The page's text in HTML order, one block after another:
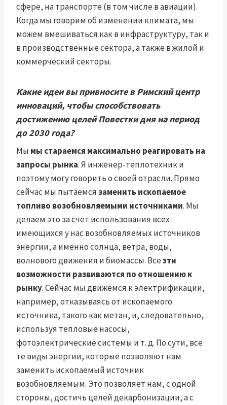
сфере, на транспорте (в том числе в авиации).
Когда мы говорим об изменении климата, мы
можем вмешиваться как в инфраструктуру, так и
в производственные сектора, а также в жилой и
коммерческий секторы.
Какие идеи вы привносите в Римский центр
инноваций, чтобы способствовать
достижению целей Повестки дня на период
до 2030 года?
Мы мы стараемся максимально реагировать на
запросы рынка. Я инженер-теплотехник и
поэтому могу говорить о своей отрасли. Прямо
сейчас мы пытаемсязаменить ископаемое
топливо возобновляемыми источниками. Мы
делаем это за счет использования всех
имеющихся у нас возобновляемых источников
энергии, а именно солнца, ветра, воды,
волнового движения и биомассы. Всеэти
возможности развиваются по отношению к
рынку. Сейчас мы движемся к электрификации,
например, отказываясь от ископаемого
источника, такого как метан, и, следовательно,
используя тепловые насосы,
фотоэлектрические системы и т. д. По сути, все
те виды энергии, которые позволяют нам
заменить ископаемый источник
возобновляемым. Это позволяет нам, с одной
стороны, достичь целей декарбонизации, а с